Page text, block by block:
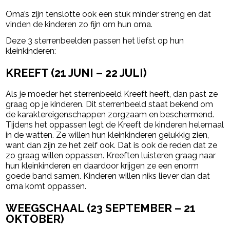
Oma’s zijn tenslotte ook een stuk minder streng en dat
vinden de kinderen zo fijn om hun oma.
Deze 3 sterrenbeelden passen het liefst op hun
kleinkinderen:
KREEFT (21 JUNI – 22 JULI)
Als je moeder het sterrenbeeld Kreeft heeft, dan past ze
graag op je kinderen. Dit sterrenbeeld staat bekend om
de karaktereigenschappen zorgzaam en beschermend.
Tijdens het oppassen legt de Kreeft de kinderen helemaal
in de watten. Ze willen hun kleinkinderen gelukkig zien,
want dan zijn ze het zelf ook. Dat is ook de reden dat ze
zo graag willen oppassen. Kreeften luisteren graag naar
hun kleinkinderen en daardoor krijgen ze een enorm
goede band samen. Kinderen willen niks liever dan dat
oma komt oppassen.
WEEGSCHAAL (23 SEPTEMBER – 21
OKTOBER)